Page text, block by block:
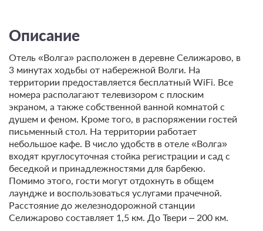
Описание
Отель «Волга» расположен в деревне Селижарово, в
3 минутах ходьбы от набережной Волги. На
территории предоставляется бесплатный WiFi. Все
номера располагают телевизором с плоским
экраном, а также собственной ванной комнатой с
душем и феном. Кроме того, в распоряжении гостей
письменный стол. На территории работает
небольшое кафе. В число удобств в отеле «Волга»
входят круглосуточная стойка регистрации и сад с
беседкой и принадлежностями для барбекю.
Помимо этого, гости могут отдохнуть в общем
лаундже и воспользоваться услугами прачечной.
Расстояние до железнодорожной станции
Селижарово составляет 1,5 км. До Твери – 200 км.